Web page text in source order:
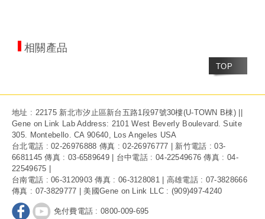
相關產品
TOP
地址 : 22175 新北市汐止區新台五路1段97號30樓(U-TOWN B棟) ||
Gene on Link Lab Address: 2101 West Beverly Boulevard. Suite
305. Montebello. CA 90640, Los Angeles USA
台北電話 : 02-26976888 傳真 : 02-26976777 | 新竹電話 : 03-
6681145 傳真 : 03-6589649 | 台中電話 : 04-22549676 傳真 : 04-
22549675 |
台南電話 : 06-3120903 傳真 : 06-3128081 | 高雄電話 : 07-3828666
傳真 : 07-3829777 | 美國Gene on Link LLC : (909)497-4240
免付費電話 : 0800-009-695